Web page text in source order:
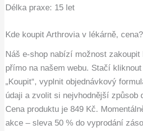
Délka praxe: 15 let
Kde koupit Arthrovia v lékárně, cena?
Náš e-shop nabízí možnost zakoupit
přímo na našem webu. Stačí
„Koupit“, vyplnit objednávkový
údaji a zvolit si nejvhodnější způsob
Cena produktu je 849 Kč.
akce – sleva 50 % do vyprodání